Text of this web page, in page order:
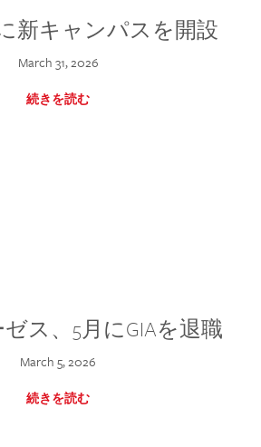
新キャンパスを開設
March 31, 2026
続きを読む
ス、5月にGIAを退職
March 5, 2026
続きを読む